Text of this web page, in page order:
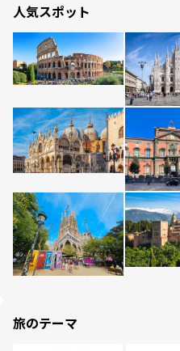
人気スポット
旅のテーマ